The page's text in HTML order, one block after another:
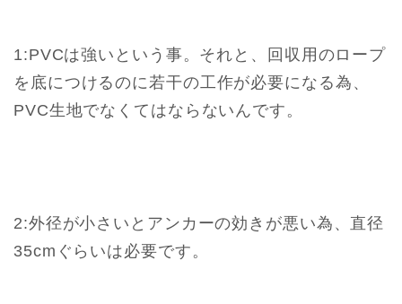
1:PVCは強いという事。それと、回収用のロープ
を底につけるのに若干の工作が必要になる為、
PVC生地でなくてはならないんです。
2:外径が小さいとアンカーの効きが悪い為、直径
35cmぐらいは必要です。